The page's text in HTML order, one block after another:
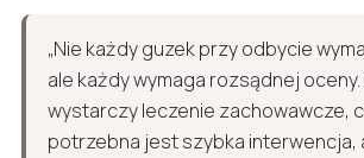
„Nie każdy guzek przy odbycie
ale każdy wymaga rozsądnej
wystarczy leczenie zachowawcze,
potrzebna jest szybka interwencja,